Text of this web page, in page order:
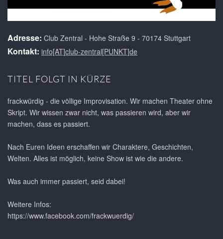
Adresse: Club Zentral - Hohe Straße 9 - 70174 Stuttgart
Kontakt: info[AT]club-zentral[PUNKT]de
TITEL FOLGT IN KÜRZE
frackwürdig - die völlige Improvisation. Wir machen Theater ohne
Skript. Wir wissen zwar nicht, was passieren wird, aber wir
machen, dass es passiert.
Nach Euren Ideen erschaffen wir Charaktere, Geschichten,
Welten. Alles ist möglich, keine Show ist wie die andere.
Was auch immer passiert, seid dabei!
Weitere Infos:
https://www.facebook.com/frackwuerdig/